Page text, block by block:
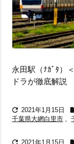
永田駅（ﾅｶﾞﾀ）
ドラが徹底解説
 2021年1月15日
千葉県大網白里市 ,
 2021年1月15日